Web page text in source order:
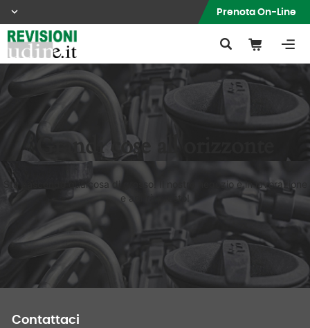
Prenota On-Line
Grandi cose all'orizzonte
Sta nascendo qualcosa di grosso! Il nostro negozio è in lavorazione
e aprirà presto!
Contattaci